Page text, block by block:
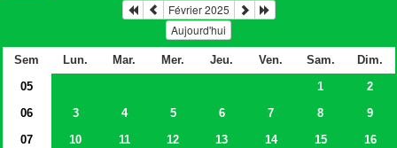
Février 2025
Aujourd'hui
Sem Lun. Mar. Mer. Jeu. Ven. Sam.
Dim.
05
1
2
06
3 4 5 6 7 8
9
07
10 11 12 13 14 15
16